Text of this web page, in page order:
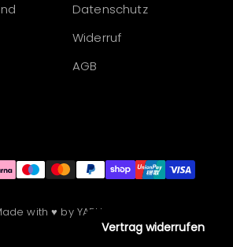
Datenschutz
Widerruf
AGB
with ♥ by YARU.
Vertrag widerrufen